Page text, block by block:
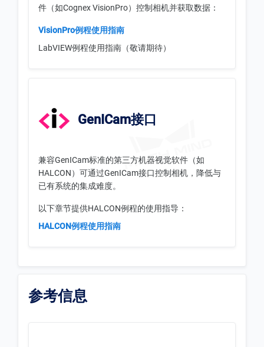
件（如Cognex VisionPro）控制相机并获取数据：
VisionPro例程使用指南
LabVIEW例程使用指南（敬请期待）
GenICam接口
兼容GenICam标准的第三方机器视觉软件（如
HALCON）可通过GenICam接口控制相机，降低与
已有系统的集成难度。
以下章节提供HALCON例程的使用指导：
HALCON例程使用指南
参考信息